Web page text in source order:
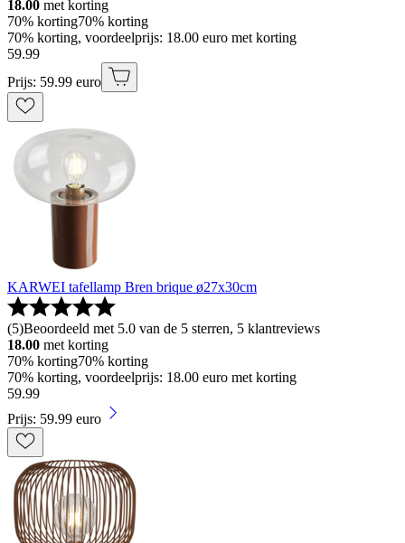
18.00 met korting
70% korting70% korting
70% korting, voordeelprijs: 18.00 euro met korting
59.99
Prijs: 59.99 euro
KARWEI tafellamp Bren brique ø27x30cm
(5)Beoordeeld met 5.0 van de 5 sterren, 5 klantreviews
18.00 met korting
70% korting70% korting
70% korting, voordeelprijs: 18.00 euro met korting
59.99
Prijs: 59.99 euro